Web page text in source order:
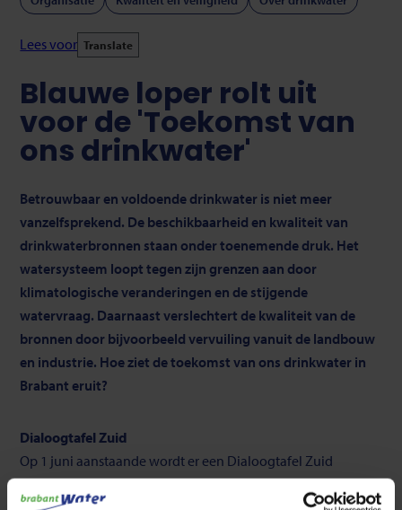
Lees voor Translate
Blauwe loper rolt uit
voor de 'Toekomst van
ons drinkwater'
Betrouwbaar en voldoende drinkwater is niet meer
vanzelfsprekend. De beschikbaarheid en kwaliteit van
drinkwaterbronnen staan onder toenemende druk. Het
watersysteem loopt tegen zijn grenzen aan door
klimatologische veranderingen en de stijgende
watervraag. Daarnaast verslechtert de kwaliteit van de
bronnen door bijvoorbeeld vervuiling vanuit de landbouw
en industrie. Hoe ziet de toekomst van ons drinkwater in
Brabant eruit?
Dialoogtafel Zuid
Op 1 juni aanstaande wordt er een Dialoogtafel Zuid
georganiseerd. Rob van Dongen, algemeen directeur van